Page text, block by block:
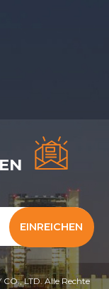
EINREICHEN
LTD. Alle Rechte